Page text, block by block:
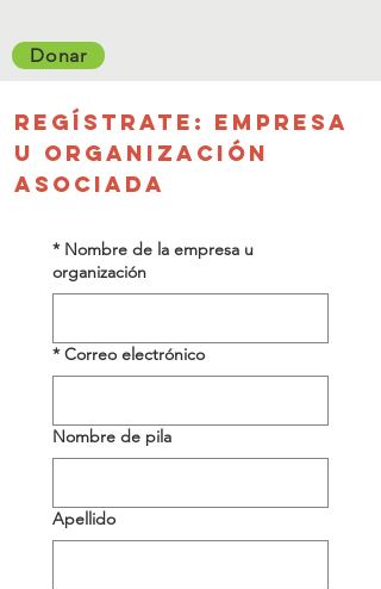
Donar
Correo
electrónico:
Regístrate: Empresa
u organización
asociada
* Nombre de la empresa u
organización
* Correo electrónico
Nombre de pila
Apellido